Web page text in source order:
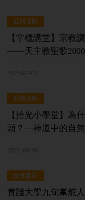
近期活動
【掌櫃講堂】宗
——天主教聖歌
2026-07-01
近期活動
【拾光小學堂】為
頭？––神道中的自
2026-06-30
貴賓參訪
實踐大學九旬掌舵